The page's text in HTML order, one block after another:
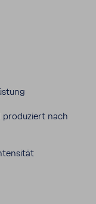
produ­ziert nach